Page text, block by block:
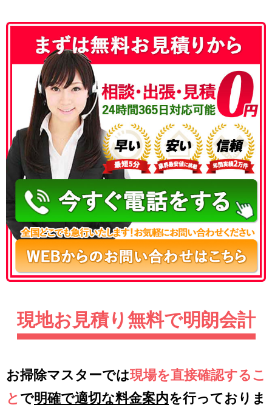
050-3177-5687
現地お見積り無料で明朗会計
お掃除マスターでは現場を直接確認するこ
と で明確で適切な料金案内を行っておりま